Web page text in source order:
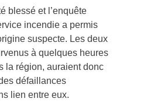
blessé et l’enquête
incendie a permis
suspecte. Les deux
à quelques heures
la région, auraient donc
défaillances
lien entre eux.